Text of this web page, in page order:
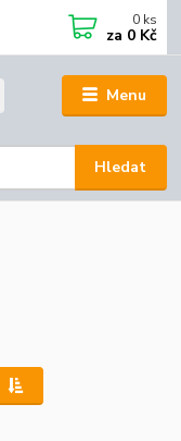
Menu
Hledat
0 ks
za 0 Kč